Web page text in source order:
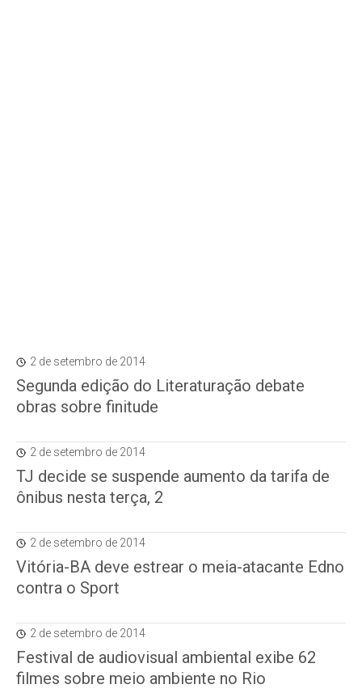
2 de setembro de 2014
Segunda edição do Literaturação debate
obras sobre finitude
2 de setembro de 2014
TJ decide se suspende aumento da tarifa de
ônibus nesta terça, 2
2 de setembro de 2014
Vitória-BA deve estrear o meia-atacante Edno
contra o Sport
2 de setembro de 2014
Festival de audiovisual ambiental exibe 62
filmes sobre meio ambiente no Rio